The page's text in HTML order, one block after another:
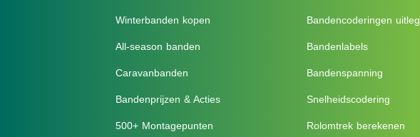
Winterbanden kopen
All-season banden
Caravanbanden
Bandenprijzen & Acties
500+ Montagepunten
Bandencoderingen uitleg
Bandenlabels
Bandenspanning
Snelheidscodering
Rolomtrek berekenen